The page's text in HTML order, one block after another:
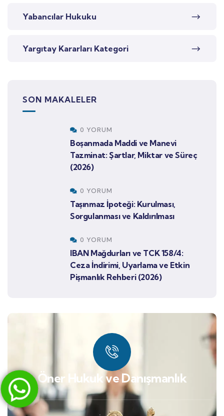
Yabancılar Hukuku
Yargıtay Kararları Kategori
SON MAKALELER
0 YORUM
Boşanmada Maddi ve Manevi
Tazminat: Şartlar, Miktar ve Süreç
(2026)
0 YORUM
Taşınmaz İpoteği: Kurulması,
Sorgulanması ve Kaldırılması
0 YORUM
IBAN Mağdurları ve TCK 158/4:
Ceza İndirimi, Uyarlama ve Etkin
Pişmanlık Rehberi (2026)
Öner Hukuk ve Danışmanlık